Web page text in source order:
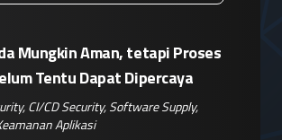
Mungkin Aman, tetapi Proses
Tentu Dapat Dipercaya
,CI/CD Security,Software Supply,
Aplikasi